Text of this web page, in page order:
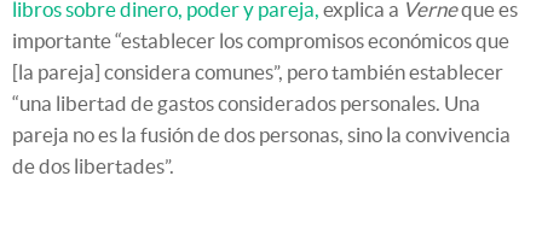
libros sobre dinero, poder y pareja, explica a Verneque es
importante “establecer los compromisos económicos que
[la pareja] considera comunes”, pero también establecer
“una libertad de gastos considerados personales. Una
pareja no es la fusión de dos personas, sino la convivencia
de dos libertades”.